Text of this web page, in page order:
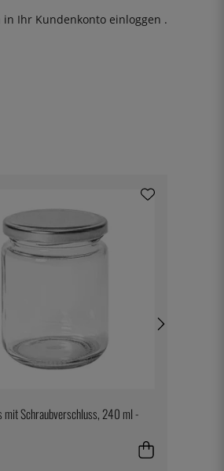
in Ihr Kundenkonto einloggen .
mit Schraubverschluss, 240 ml -